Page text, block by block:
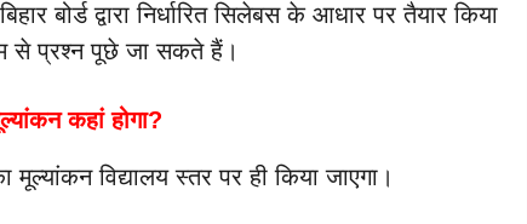
बोर्ड द्वारा निर्धारित सिलेबस के आधार पर तैयार किया
से प्रश्न पूछे जा सकते हैं।
कहां होगा?
मूल्यांकन विद्यालय स्तर पर ही किया जाएगा।